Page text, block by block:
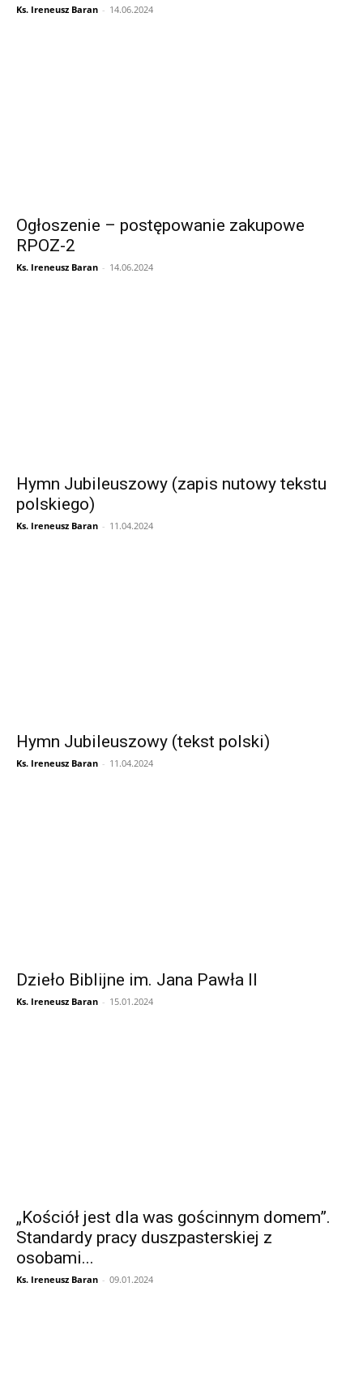
Ks. Ireneusz Baran - 14.06.2024
Ogłoszenie – postępowanie zakupowe
RPOZ-2
Ks. Ireneusz Baran - 14.06.2024
Hymn Jubileuszowy (zapis nutowy tekstu
polskiego)
Ks. Ireneusz Baran - 11.04.2024
Hymn Jubileuszowy (tekst polski)
Ks. Ireneusz Baran - 11.04.2024
Dzieło Biblijne im. Jana Pawła II
Ks. Ireneusz Baran - 15.01.2024
„Kościół jest dla was gościnnym domem”.
Standardy pracy duszpasterskiej z
osobami...
Ks. Ireneusz Baran - 09.01.2024